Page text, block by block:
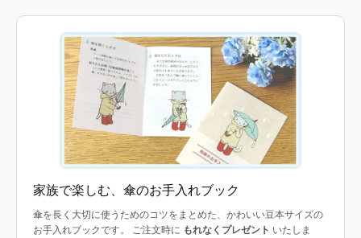
家族で楽しむ、傘のお手入れブック
傘を長く大切に使うためのコツをまとめた、かわいい豆本サイズの
お手入れブックです。 ご注文時に もれなくプレゼント いたしま